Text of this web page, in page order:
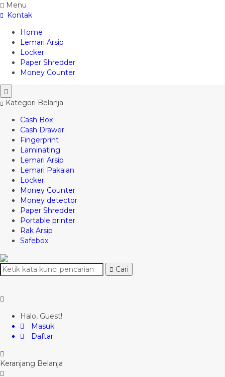
Menu
Kontak
Home
Lemari Arsip
Locker
Paper Shredder
Money Counter
Kategori Belanja
Cash Box
Cash Drawer
Fingerprint
Laminating
Lemari Arsip
Lemari Pakaian
Locker
Money Counter
Money detector
Paper Shredder
Portable printer
Rak Arsip
Safebox
Cari
Halo, Guest!
Masuk
Daftar
Keranjang Belanja